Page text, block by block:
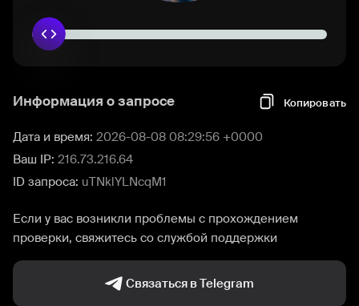
Информация о запросе Копировать
Дата и время: 2026-08-08 08:29:56 +0000
Ваш IP: 216.73.216.64
ID запроса: uTNklYLNcqM1
Если у вас возникли проблемы с прохождением
проверки, свяжитесь со службой поддержки
Связаться в Telegram